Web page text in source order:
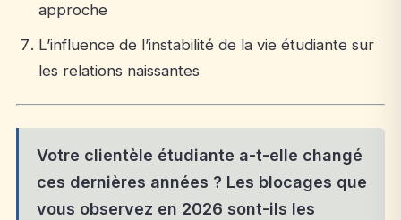
approche
L’influence de l’instabilité de la vie étudiante sur
les relations naissantes
Votre clientèle étudiante a-t-elle changé
ces dernières années ? Les blocages que
vous observez en 2026 sont-ils les